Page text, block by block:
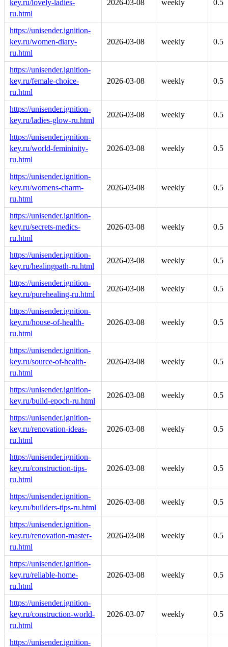
key.ru/lovely-ladies-
ru.html
2026-03-08 weekly 0.5
https://unisender.ignition-
key.ru/women-diary-
ru.html
2026-03-08 weekly 0.5
https://unisender.ignition-
key.ru/female-choice-
ru.html
2026-03-08 weekly 0.5
https://unisender.ignition-
key.ru/ladies-glow-ru.html
2026-03-08 weekly 0.5
https://unisender.ignition-
key.ru/world-femininity-
ru.html
2026-03-08 weekly 0.5
https://unisender.ignition-
key.ru/womens-charm-
ru.html
2026-03-08 weekly 0.5
https://unisender.ignition-
key.ru/secrets-medics-
ru.html
2026-03-08 weekly 0.5
https://unisender.ignition-
key.ru/healingpath-ru.html
2026-03-08 weekly 0.5
https://unisender.ignition-
key.ru/purehealing-ru.html
2026-03-08 weekly 0.5
https://unisender.ignition-
key.ru/house-of-health-
ru.html
2026-03-08 weekly 0.5
https://unisender.ignition-
key.ru/source-of-health-
ru.html
2026-03-08 weekly 0.5
https://unisender.ignition-
key.ru/build-epoch-ru.html
2026-03-08 weekly 0.5
https://unisender.ignition-
key.ru/renovation-ideas-
ru.html
2026-03-08 weekly 0.5
https://unisender.ignition-
key.ru/construction-tips-
ru.html
2026-03-08 weekly 0.5
https://unisender.ignition-
key.ru/builders-tips-ru.html
2026-03-08 weekly 0.5
https://unisender.ignition-
key.ru/renovation-master-
ru.html
2026-03-08 weekly 0.5
https://unisender.ignition-
key.ru/reliable-home-
ru.html
2026-03-08 weekly 0.5
https://unisender.ignition-
key.ru/construction-world-
ru.html
2026-03-07 weekly 0.5
https://unisender.ignition-